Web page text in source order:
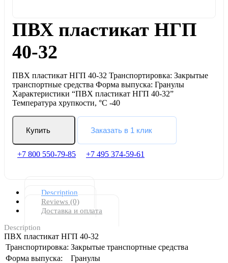
ПВХ пластикат НГП
40-32
ПВХ пластикат НГП 40-32 Транспортировка: Закрытые
транспортные средства Форма выпуска: Гранулы
Характеристики “ПВХ пластикат НГП 40-32”
Температура хрупкости, °С -40
Купить Заказать в 1 клик
+7 800 550-79-85 +7 495 374-59-61
Description
Reviews (0)
Доставка и оплата
Description
ПВХ пластикат НГП 40-32
Транспортировка: Закрытые транспортные средства
Форма выпуска:
Гранулы